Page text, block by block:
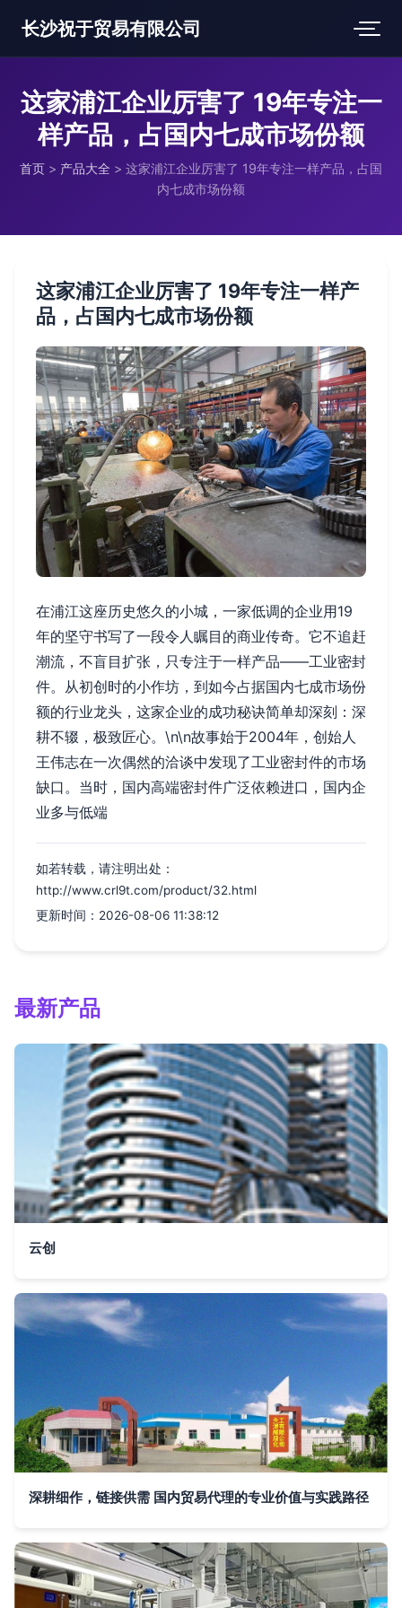
长沙祝于贸易有限公司
这家浦江企业厉害了 19年专注一
样产品，占国内七成市场份额
首页 > 产品大全 > 这家浦江企业厉害了 19年专注一样产品，占国
内七成市场份额
这家浦江企业厉害了 19年专注一样产
品，占国内七成市场份额
在浦江这座历史悠久的小城，一家低调的企业用19
年的坚守书写了一段令人瞩目的商业传奇。它不追赶
潮流，不盲目扩张，只专注于一样产品——工业密封
件。从初创时的小作坊，到如今占据国内七成市场份
额的行业龙头，这家企业的成功秘诀简单却深刻：深
耕不辍，极致匠心。\n\n故事始于2004年，创始人
王伟志在一次偶然的洽谈中发现了工业密封件的市场
缺口。当时，国内高端密封件广泛依赖进口，国内企
业多与低端
如若转载，请注明出处：
http://www.crl9t.com/product/32.html
更新时间：2026-08-06 11:38:12
最新产品
云创
深耕细作，链接供需 国内贸易代理的专业价值与实践路径